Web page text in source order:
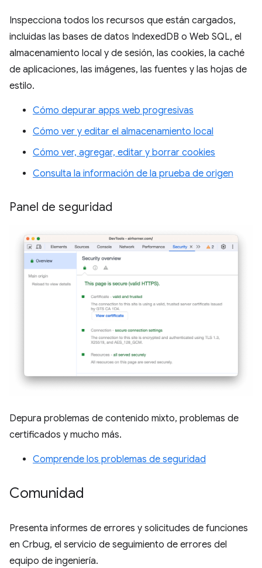
Inspecciona todos los recursos que están cargados,
incluidas las bases de datos IndexedDB o Web SQL, el
almacenamiento local y de sesión, las cookies, la caché
de aplicaciones, las imágenes, las fuentes y las hojas de
estilo.
Cómo depurar apps web progresivas
Cómo ver y editar el almacenamiento local
Cómo ver, agregar, editar y borrar cookies
Consulta la información de la prueba de origen
Panel de seguridad
Depura problemas de contenido mixto, problemas de
certificados y mucho más.
Comprende los problemas de seguridad
Comunidad
Presenta informes de errores y solicitudes de funciones
en Crbug, el servicio de seguimiento de errores del
equipo de ingeniería.